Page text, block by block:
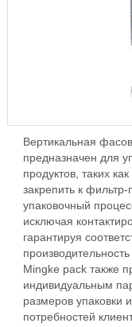
Вертикальная
предназначен для
продуктов, таких
закрепить к
упаковочный
исключая
гарантируя
производительность
Mingke pack также
индивидуальным
размеров упаковки
потребностей